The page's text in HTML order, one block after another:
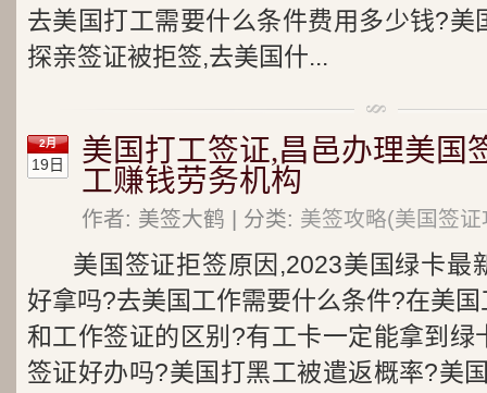
去美国打工需要什么条件费用多少钱?美
探亲签证被拒签,去美国什...
2月
19日
美国打工签证,昌邑办理美国
工赚钱劳务机构
作者: 美签大鹤 | 分类: 美签攻略(美国签证
美国签证拒签原因,2023美国绿卡最
好拿吗?去美国工作需要什么条件?在美
和工作签证的区别?有工卡一定能拿到绿
签证好办吗?美国打黑工被遣返概率?美